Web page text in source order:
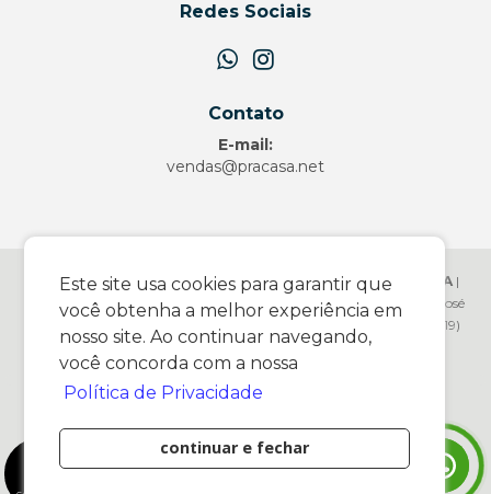
Este site usa cookies para garantir que
você obtenha a melhor experiência em
nosso site. Ao continuar navegando,
você concorda com a nossa
Política de Privacidade
continuar e fechar
Redes Sociais
Contato
E-mail:
vendas@pracasa.net
PRACASA.NET COMERCIO DE ARTIGOS DOMESTICOS LTDA|
17.083.331/0001-35 | http://www.pracasa.net | Av. Wanderley José
Vicentini - 1466 - Vila Canesso - Pedreira/SP - 13927136 - Telefone: (19)
99926-2771| E-mail:vendas@pracasa.net
© Pracasa.Net
Itens